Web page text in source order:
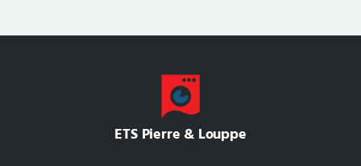
ETS Pierre & Louppe